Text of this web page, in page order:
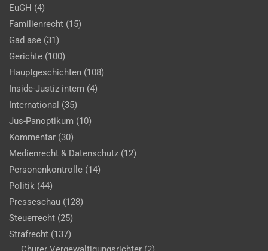
EuGH (4)
Familienrecht (15)
Gad ase (31)
Gerichte (100)
Hauptgeschichten (108)
Inside-Justiz intern (4)
International (35)
Jus-Panoptikum (10)
Kommentar (30)
Medienrecht & Datenschutz (12)
Personenkontrolle (14)
Politik (44)
Presseschau (128)
Steuerrecht (25)
Strafrecht (137)